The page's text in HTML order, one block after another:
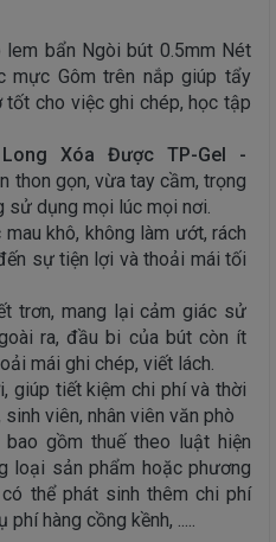
bẩn Ngòi bút 0.5mm Nét
mực Gôm trên nắp giúp tẩy
cho việc ghi chép, học tập
Xóa Được TP-Gel -
thon gọn, vừa tay cầm, trọng
sử dụng mọi lúc mọi nơi.
khô, không làm ướt, rách
sự tiện lợi và thoải mái tối
trơn, mang lại cảm giác sử
ra, đầu bi của bút còn ít
mái ghi chép, viết lách.
giúp tiết kiệm chi phí và thời
viên, nhân viên văn phò
gồm thuế theo luật hiện
loại sản phẩm hoặc phương
thể phát sinh thêm chi phí
hàng cồng kềnh, .....